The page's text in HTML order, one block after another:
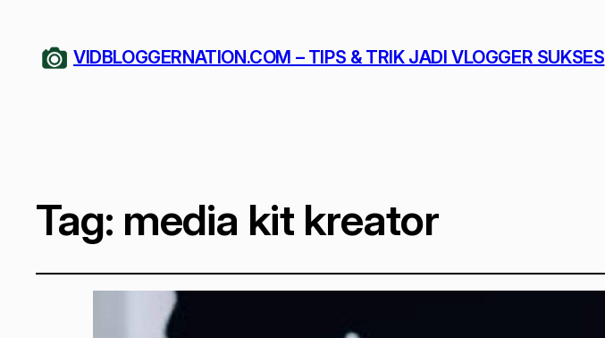
VIDBLOGGERNATION.COM – TIPS & TRIK JADI VLOGGER SUKSES
Tag: media kit kreator